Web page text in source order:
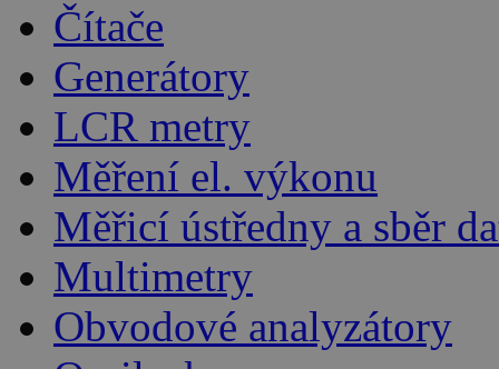
Čítače
Generátory
LCR metry
Měření el. výkonu
Měřicí ústředny a sběr
Multimetry
Obvodové analyzátory